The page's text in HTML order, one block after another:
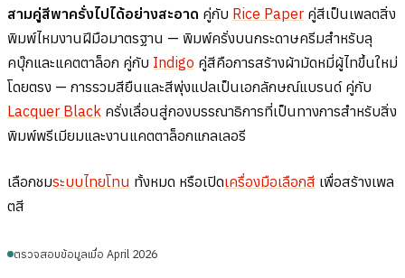
สามคู่สีพาครั่งไปได้อย่างสะอาด คู่กับ Rice Paper คู่สีเป็นเพลตสิ่ง
พิมพ์ไหมงานฝีมือมาตรฐาน — พิมพ์ครั่งบนกระดาษครีมสำหรับลุ
คบุ๊กและแคตตาล็อก คู่กับ Indigo คู่สีคือการสร้างผ้ามัดหมี่ผู้ไทขึ้นใหม่
โดยตรง — การรวมสียืนและสีพุ่งแปลเป็นเอกลักษณ์แบรนด์ คู่กับ
Lacquer Black ครั่งเลื่อนสู่กองบรรณาธิการที่เป็นทางการสำหรับสิ่ง
พิมพ์พรีเมียมและงานแคตตาล็อกแกลเลอรี
เลือกชมระบบไทยโทน ทั้งหมด หรือเปิดเครื่องมือเลือกสี เพื่อสร้างเพล
ตสี
ตรวจสอบข้อมูลเมื่อ April 2026